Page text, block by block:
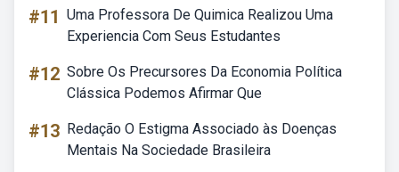
#11 Uma Professora De Quimica Realizou Uma
Experiencia Com Seus Estudantes
#12 Sobre Os Precursores Da Economia Política
Clássica Podemos Afirmar Que
#13 Redação O Estigma Associado às Doenças
Mentais Na Sociedade Brasileira